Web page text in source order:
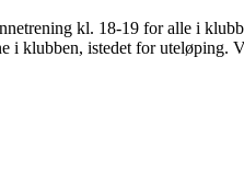
kl. 18-19 for alle i
i klubben, istedet for